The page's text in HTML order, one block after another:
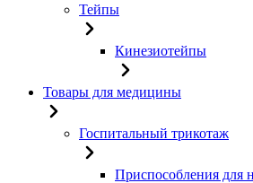
Тейпы
Кинезиотейпы
Товары для медицины
Госпитальный трикотаж
Приспособления для